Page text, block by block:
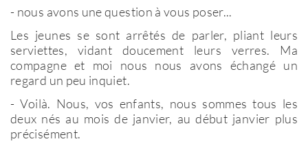
- nous avons une question à vous poser...
Les jeunes se sont arrêtés de parler, pliant leurs
serviettes, vidant doucement leurs verres. Ma
compagne et moi nous nous avons échangé un
regard un peu inquiet.
- Voilà. Nous, vos enfants, nous sommes tous les
deux nés au mois de janvier, au début janvier plus
précisément.